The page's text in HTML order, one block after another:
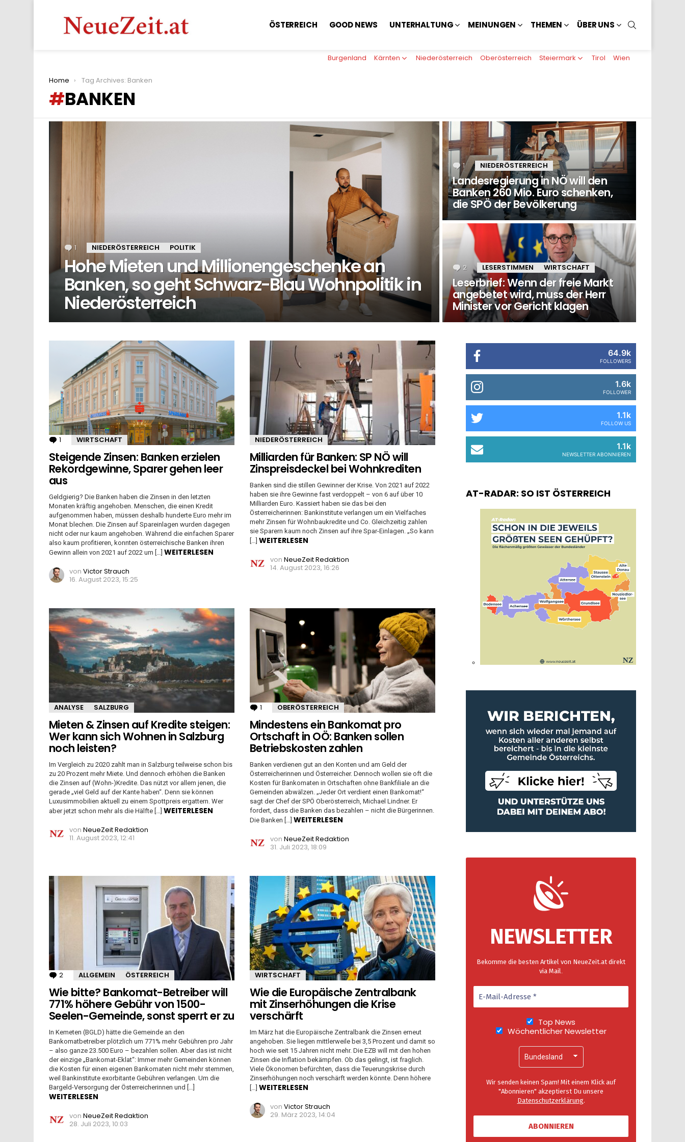
ÖSTERREICH GOOD NEWS UNTERHALTUNG MEINUNGEN THEMEN ÜBER UNS
Burgenland Kärnten Niederösterreich Oberösterreich Steiermark Tirol Wien
You are here:
Home Tag Archives: Banken
BANKEN
STORIES
1 Kommentar
NIEDERÖSTERREICH POLITIK
Hohe Mieten und Millionengeschenke an
Banken, so geht Schwarz-Blau Wohnpolitik in
Niederösterreich
1 Kommentar
NIEDERÖSTERREICH
Landesregierung in NÖ will den
Banken 260 Mio. Euro schenken,
die SPÖ der Bevölkerung
2 Kommentare
LESERSTIMMEN WIRTSCHAFT
Leserbrief: Wenn der freie Markt
angebetet wird, muss der Herr
Minister vor Gericht klagen
1 Kommentar
WIRTSCHAFT
Steigende Zinsen: Banken erzielen
Rekordgewinne, Sparer gehen leer
aus
Geldgierig? Die Banken haben die Zinsen in den letzten
Monaten kräftig angehoben. Menschen, die einen Kredit
aufgenommen haben, müssen deshalb hunderte Euro mehr im
Monat blechen. Die Zinsen auf Spareinlagen wurden dagegen
nicht oder nur kaum angehoben. Während die einfachen Sparer
also kaum profitieren, konnten österreichische Banken ihren
Gewinn allein von 2021 auf 2022 um […] WEITERLESEN
von Victor Strauch
16. August 2023, 15:25
NIEDERÖSTERREICH
Milliarden für Banken: SP NÖ will
Zinspreisdeckel bei Wohnkrediten
Banken sind die stillen Gewinner der Krise. Von 2021 auf 2022
haben sie ihre Gewinne fast verdoppelt – von 6 auf über 10
Milliarden Euro. Kassiert haben sie das bei den
Österreicherinnen: Bankinstitute verlangen um ein Vielfaches
mehr Zinsen für Wohnbaukredite und Co. Gleichzeitig zahlen
sie Sparern kaum noch Zinsen auf ihre Spar-Einlagen. „So kann
[…] WEITERLESEN
von NeueZeit Redaktion
14. August 2023, 16:26
ANALYSE SALZBURG
Mieten & Zinsen auf Kredite steigen:
Wer kann sich Wohnen in Salzburg
noch leisten?
Im Vergleich zu 2020 zahlt man in Salzburg teilweise schon bis
zu 20 Prozent mehr Miete. Und dennoch erhöhen die Banken
die Zinsen auf (Wohn-)Kredite. Das nützt vor allem jenen, die
gerade „viel Geld auf der Kante haben“. Denn sie können
Luxusimmobilien aktuell zu einem Spottpreis ergattern. Wer
aber jetzt schon mehr als die Hälfte […] WEITERLESEN
von NeueZeit Redaktion
11. August 2023, 12:41
1 Kommentar
OBERÖSTERREICH
Mindestens ein Bankomat pro
Ortschaft in OÖ: Banken sollen
Betriebskosten zahlen
Banken verdienen gut an den Konten und am Geld der
Österreicherinnen und Österreicher. Dennoch wollen sie oft die
Kosten für Bankomaten in Ortschaften ohne Bankfiliale an die
Gemeinden abwälzen. „Jeder Ort verdient einen Bankomat!“
sagt der Chef der SPÖ Oberösterreich, Michael Lindner. Er
fordert, dass die Banken das bezahlen – nicht die Bürgerinnen.
Die Banken […] WEITERLESEN
von NeueZeit Redaktion
31. Juli 2023, 18:09
2 Kommentare
ALLGEMEIN ÖSTERREICH
Wie bitte? Bankomat-Betreiber will
771% höhere Gebühr von 1500-
Seelen-Gemeinde, sonst sperrt er zu
In Kemeten (BGLD) hätte die Gemeinde an den
Bankomatbetreiber plötzlich um 771% mehr Gebühren pro Jahr
– also ganze 23.500 Euro – bezahlen sollen. Aber das ist nicht
der einzige „Bankomat-Eklat“: Immer mehr Gemeinden können
die Kosten für einen eigenen Bankomaten nicht mehr stemmen,
weil Bankinstitute exorbitante Gebühren verlangen. Um die
Bargeld-Versorgung der Österreicherinnen und […]
WEITERLESEN
von NeueZeit Redaktion
28. Juli 2023, 10:03
WIRTSCHAFT
Wie die Europäische Zentralbank
mit Zinserhöhungen die Krise
verschärft
Im März hat die Europäische Zentralbank die Zinsen erneut
angehoben. Sie liegen mittlerweile bei 3,5 Prozent und damit so
hoch wie seit 15 Jahren nicht mehr. Die EZB will mit den hohen
Zinsen die Inflation bekämpfen. Ob das gelingt, ist fraglich.
Viele Ökonomen befürchten, dass die Teuerungskrise durch
Zinserhöhungen noch verschärft werden könnte. Denn höhere
[…] WEITERLESEN
von Victor Strauch
29. März 2023, 14:04
64.9k
FOLLOWERS
1.6k
FOLLOWER
1.1k
FOLLOW US
1.1k
NEWSLETTER ABONNIEREN
AT-RADAR: SO IST ÖSTERREICH
NEWSLETTER
Bekomme die besten Artikel von NeueZeit.at direkt
via Mail.
Top News
Wöchentlicher Newsletter
Wir senden keinen Spam! Mit einem Klick auf
"Abonnieren" akzeptierst Du unsere
Datenschutzerklärung.